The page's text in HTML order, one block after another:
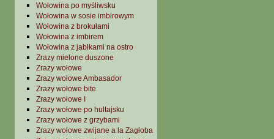
Wołowina po myśliwsku
Wołowina w sosie imbirowym
Wołowina z brokułami
Wołowina z imbirem
Wołowina z jabłkami na ostro
Zrazy mielone duszone
Zrazy wołowe
Zrazy wołowe Ambasador
Zrazy wołowe bite
Zrazy wołowe I
Zrazy wołowe po hultajsku
Zrazy wołowe z grzybami
Zrazy wołowe zwijane a la Zagłoba